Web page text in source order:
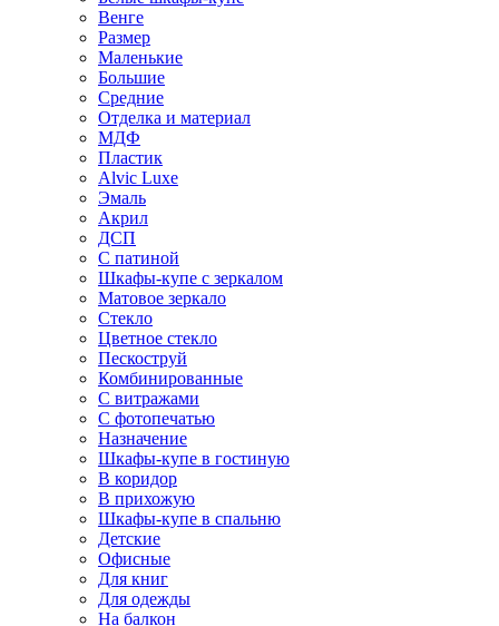
Венге
Размер
Маленькие
Большие
Средние
Отделка и материал
МДФ
Пластик
Alvic Luxe
Эмаль
Акрил
ДСП
С патиной
Шкафы-купе с зеркалом
Матовое зеркало
Стекло
Цветное стекло
Пескоструй
Комбинированные
С витражами
С фотопечатью
Назначение
Шкафы-купе в гостиную
В коридор
В прихожую
Шкафы-купе в спальню
Детские
Офисные
Для книг
Для одежды
На балкон